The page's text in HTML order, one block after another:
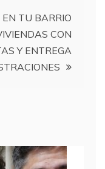
TU BARRIO
CON
Y ENTREGA